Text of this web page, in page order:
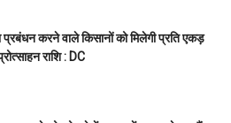
करने वाले किसानों को मिलेगी प्रति एकड़
राशि : DC